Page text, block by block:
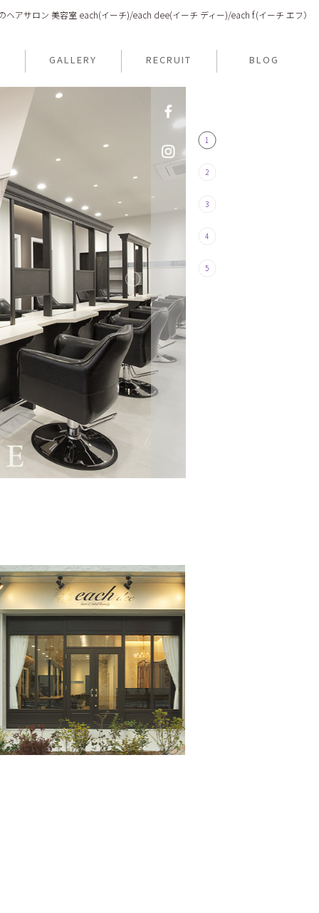
ヘアサロン 美容室 each(イーチ)/each dee(イーチ ディー)/each f.(イーチ エフ）
GALLERY RECRUIT BLOG